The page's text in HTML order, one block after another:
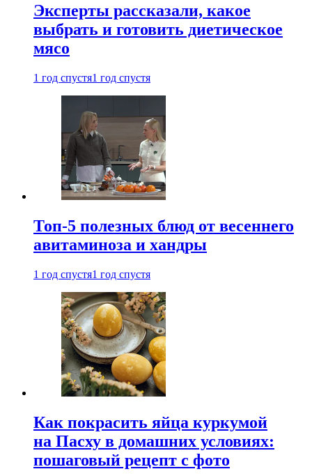
Эксперты рассказали, какое
выбрать и готовить диетическое
мясо
1 год спустя1 год спустя
Топ-5 полезных блюд от весеннего
авитаминоза и хандры
1 год спустя1 год спустя
Как покрасить яйца куркумой
на Пасху в домашних условиях:
пошаговый рецепт с фото